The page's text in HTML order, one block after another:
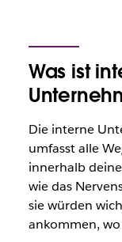
Was ist
Die interne
umfasst alle
innerhalb
wie das
sie würden
ankommen,